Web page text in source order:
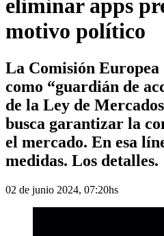
eliminar apps
motivo político
La Comisión Europea
como “guardián de
de la Ley de
busca garantizar la
el mercado. En esa
medidas. Los detalles.
02 de junio 2024, 07:20hs